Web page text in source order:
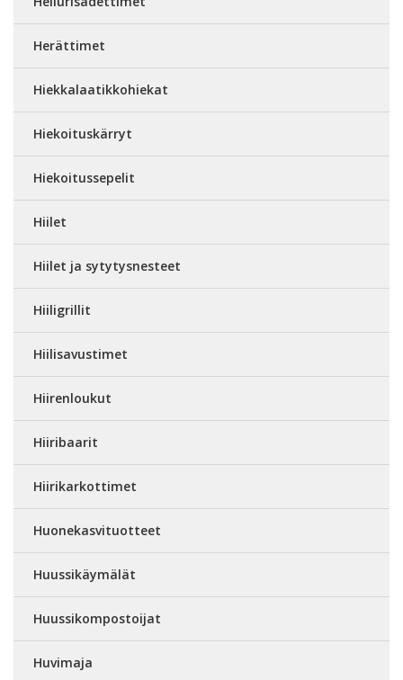
Herättimet
Hiekkalaatikkohiekat
Hiekoituskärryt
Hiekoitussepelit
Hiilet
Hiilet ja sytytysnesteet
Hiiligrillit
Hiilisavustimet
Hiirenloukut
Hiiribaarit
Hiirikarkottimet
Huonekasvituotteet
Huussikäymälät
Huussikompostoijat
Huvimaja